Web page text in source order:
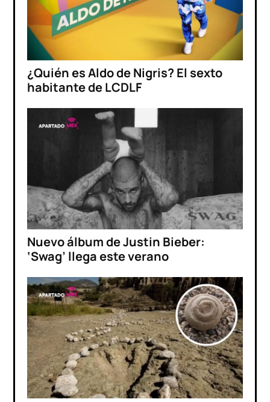
¿Quién es Aldo de Nigris? El sexto
habitante de LCDLF
Nuevo álbum de Justin Bieber:
‘Swag’ llega este verano